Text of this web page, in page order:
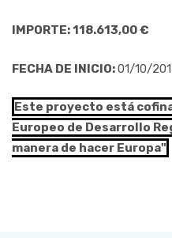
IMPORTE: 118.613,00 €
FECHA DE INICIO:01/10/
Este proyecto está
Europeo de Desarrollo
manera de hacer Europa"